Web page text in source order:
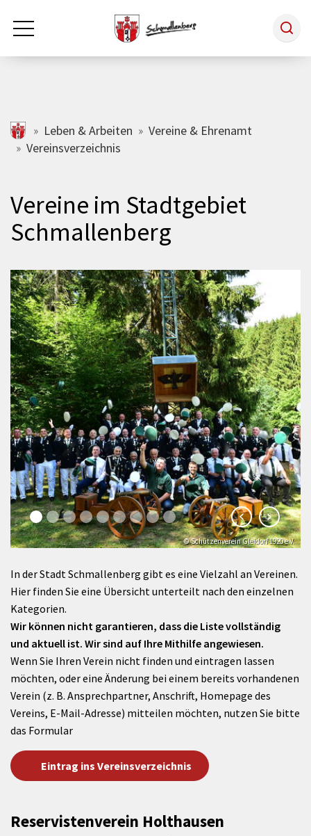
Zum Hauptinhalt springen
Rathaus & Politik
Tourismus
Wirtschaft
schmallenberg.de
Leben & Arbeiten
Vereine & Ehrenamt
Vereinsverzeichnis
Vereine im Stadtgebiet
Schmallenberg
© Schützenverein Gleidorf 1920 e.V.
© Klaus-Peter Kappest
In der Stadt Schmallenberg gibt es eine Vielzahl an Vereinen.
Hier finden Sie eine Übersicht unterteilt nach den einzelnen
Kategorien.
Wir können nicht garantieren, dass die Liste vollständig
und aktuell ist. Wir sind auf Ihre Mithilfe angewiesen.
Wenn Sie Ihren Verein nicht finden und eintragen lassen
möchten, oder eine Änderung bei einem bereits vorhandenen
Verein (z. B. Ansprechpartner, Anschrift, Homepage des
Vereins, E-Mail-Adresse) mitteilen möchten, nutzen Sie bitte
das Formular
Eintrag ins Vereinsverzeichnis
Reservistenverein Holthausen